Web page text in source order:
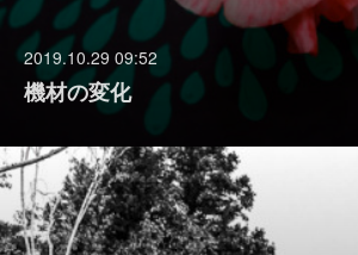
2019.10.29 09:52
機材の変化